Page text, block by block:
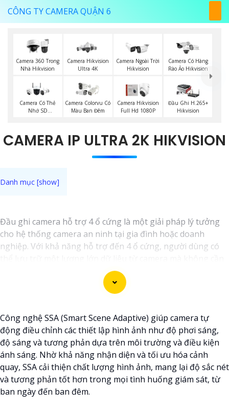
CÔNG TY CAMERA QUẬN 6
Camera 360 Trong
Nhà Hikvision
Camera Hikvision
Ultra 4K
Camera Ngoài Trời
Hikvision
Camera Có Hàng
Rào Ảo Hikvision
Camera Có Thẻ
Nhớ SD
Camera Colorvu Có
Màu Ban Đêm
Camera Hikvision
Full Hd 1080P
Đầu Ghi H.265+
Hikvision
CAMERA IP ULTRA 2K HIKVISION
Đầu ghi camera hỗ trợ 4 ổ cứng là một giải pháp lý tưởng
cho hệ thống camera an ninh tại gia đình hoặc doanh
nghiệp. Với khả năng hỗ trợ đến 4 ổ cứng, người dùng có
lo lắng về không gian lưu trữ.
Đầu ghi này cung cấp các tính năng hiệu quả như ghi hình
độ nét cao, chức năng xem lại dễ dàng, và khả năng truy
hình liên tục hoặc theo lịch trình, giúp người dùng dễ dàng
theo dõi và quản lý dữ liệu camera.
Với đầu ghi camera hỗ trợ 4 ổ cứng, bạn có thể yên tâm về
việc bảo vệ tài sản và an ninh trong mọi tình huống, đồng
thời tiết kiệm thời gian và công sức trong việc quản lý hệ
thống camera.
Công nghệ SSA (Smart Scene Adaptive) giúp camera tự
động điều chỉnh các thiết lập hình ảnh như độ phơi sáng,
độ sáng và tương phản dựa trên môi trường và điều kiện
ánh sáng. Nhờ khả năng nhận diện và tối ưu hóa cảnh
quay, SSA cải thiện chất lượng hình ảnh, mang lại độ sắc nét
và tương phản tốt hơn trong mọi tình huống giám sát, từ
ban ngày đến ban đêm.